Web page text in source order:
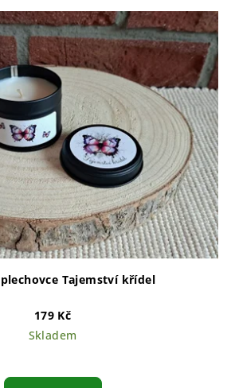
Tajemství křídel
179 Kč
Skladem